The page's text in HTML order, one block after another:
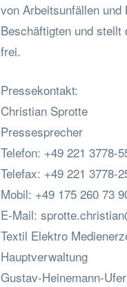
von Arbeitsunfällen und
Beschäftigten und stellt
frei.
Pressekontakt:
Christian Sprotte
Pressesprecher
Telefon: +49 221 3778-
Telefax: +49 221 3778-
Mobil: +49 175 260 73
E-Mail:
Textil Elektro
Hauptverwaltung
Gustav-Heinemann-